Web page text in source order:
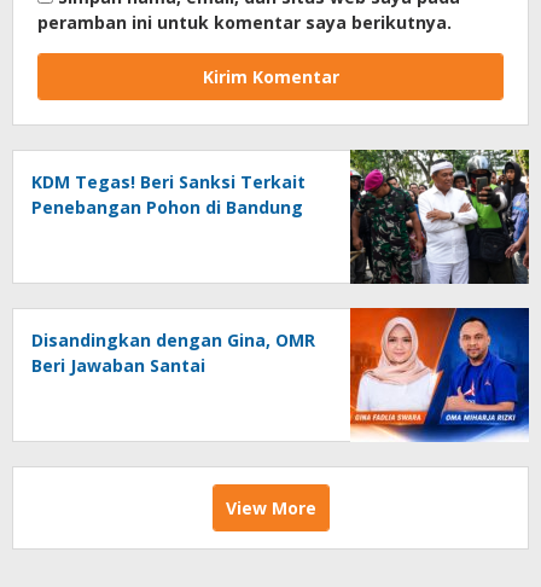
peramban ini untuk komentar saya berikutnya.
KDM Tegas! Beri Sanksi Terkait
Penebangan Pohon di Bandung
Disandingkan dengan Gina, OMR
Beri Jawaban Santai
View More